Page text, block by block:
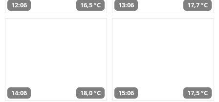
12:06 16,5 °C 13:06 17,7 °C
14:06 18,0 °C 15:06 17,5 °C